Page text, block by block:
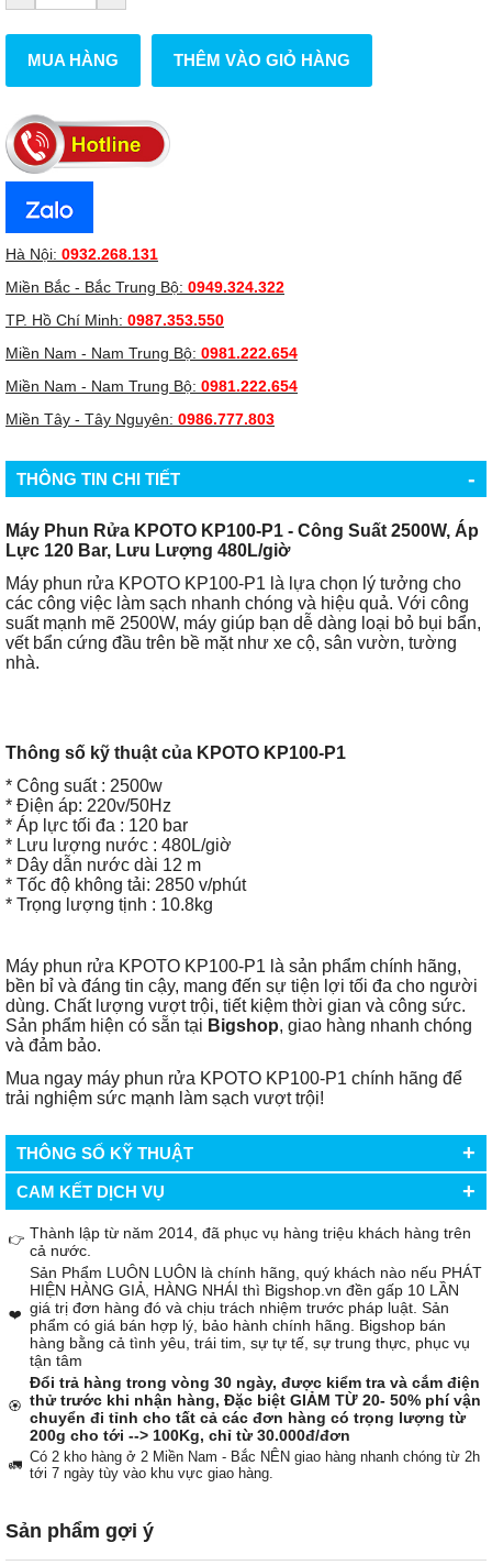
MUA HÀNG THÊM VÀO GIỎ HÀNG
Hà Nội: 0932.268.131
Miền Bắc - Bắc Trung Bộ: 0949.324.322
TP. Hồ Chí Minh: 0987.353.550
Miền Nam - Nam Trung Bộ: 0981.222.654
Miền Nam - Nam Trung Bộ: 0981.222.654
Miền Tây - Tây Nguyên: 0986.777.803
THÔNG TIN CHI TIẾT -
Máy Phun Rửa KPOTO KP100-P1 - Công Suất 2500W, Áp
Lực 120 Bar, Lưu Lượng 480L/giờ
Máy phun rửa KPOTO KP100-P1 là lựa chọn lý tưởng cho
các công việc làm sạch nhanh chóng và hiệu quả. Với công
suất mạnh mẽ 2500W, máy giúp bạn dễ dàng loại bỏ bụi bẩn,
vết bẩn cứng đầu trên bề mặt như xe cộ, sân vườn, tường
nhà.
Thông số kỹ thuật của KPOTO KP100-P1
* Công suất : 2500w
* Điện áp: 220v/50Hz
* Áp lực tối đa : 120 bar
* Lưu lượng nước : 480L/giờ
* Dây dẫn nước dài 12 m
* Tốc độ không tải: 2850 v/phút
* Trọng lượng tịnh : 10.8kg
Máy phun rửa KPOTO KP100-P1 là sản phẩm chính hãng,
bền bỉ và đáng tin cậy, mang đến sự tiện lợi tối đa cho người
dùng. Chất lượng vượt trội, tiết kiệm thời gian và công sức.
Sản phẩm hiện có sẵn tại Bigshop, giao hàng nhanh chóng
và đảm bảo.
Mua ngay máy phun rửa KPOTO KP100-P1 chính hãng để
trải nghiệm sức mạnh làm sạch vượt trội!
THÔNG SỐ KỸ THUẬT +
CAM KẾT DỊCH VỤ +
👉 Thành lập từ năm 2014, đã phục vụ hàng triệu khách hàng trên
cả nước.
❤️
Sản Phẩm LUÔN LUÔN là chính hãng, quý khách nào nếu PHÁT
HIỆN HÀNG GIẢ, HÀNG NHÁI thì Bigshop.vn đền gấp 10 LẦN
giá trị đơn hàng đó và chịu trách nhiệm trước pháp luật. Sản
phẩm có giá bán hợp lý, bảo hành chính hãng. Bigshop bán
hàng bằng cả tình yêu, trái tim, sự tự tế, sự trung thực, phục vụ
tận tâm
🏵️
Đổi trả hàng trong vòng 30 ngày, được kiểm tra và cắm điện
thử trước khi nhận hàng, Đặc biệt GIẢM TỪ 20- 50% phí vận
chuyển đi tỉnh cho tất cả các đơn hàng có trọng lượng từ
200g cho tới --> 100Kg, chỉ từ 30.000đ/đơn
🚛 Có 2 kho hàng ở 2 Miền Nam - Bắc NÊN giao hàng nhanh chóng từ 2h
tới 7 ngày tùy vào khu vực giao hàng.
Sản phẩm gợi ý